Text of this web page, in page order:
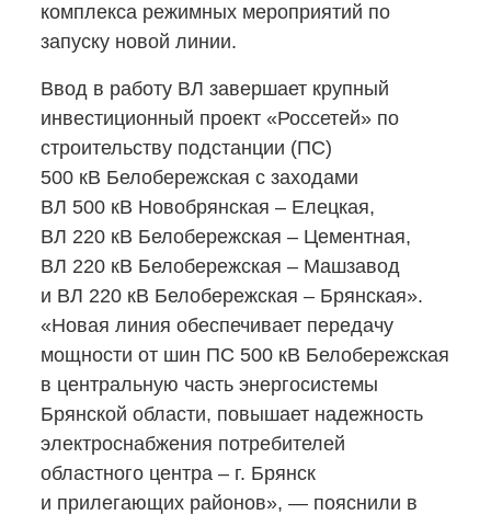
комплекса режимных мероприятий по
запуску новой линии.
Ввод в работу ВЛ завершает крупный
инвестиционный проект «Россетей» по
строительству подстанции (ПС)
500 кВ Белобережская с заходами
ВЛ 500 кВ Новобрянская – Елецкая,
ВЛ 220 кВ Белобережская – Цементная,
ВЛ 220 кВ Белобережская – Машзавод
и ВЛ 220 кВ Белобережская – Брянская».
«Новая линия обеспечивает передачу
мощности от шин ПС 500 кВ Белобережская
в центральную часть энергосистемы
Брянской области, повышает надежность
электроснабжения потребителей
областного центра – г. Брянск
и прилегающих районов», — пояснили в